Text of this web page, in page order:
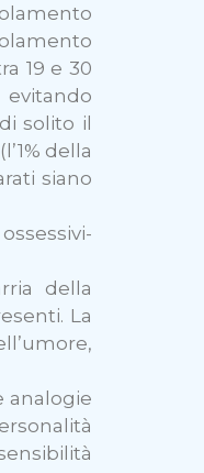
19 e 30
solito il
della
siano
della
La
analogie